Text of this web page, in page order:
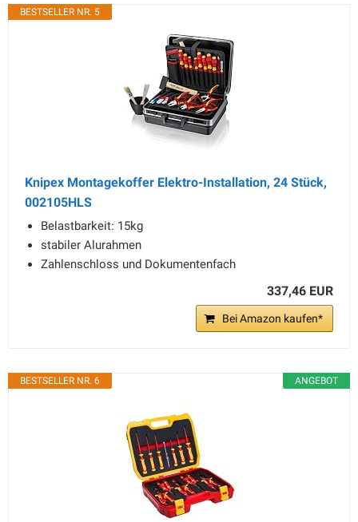
BESTSELLER NR. 5
Knipex Montagekoffer Elektro-Installation, 24 Stück,
002105HLS
Belastbarkeit: 15kg
stabiler Alurahmen
Zahlenschloss und Dokumentenfach
337,46 EUR
Bei Amazon kaufen*
ANGEBOT
BESTSELLER NR. 6